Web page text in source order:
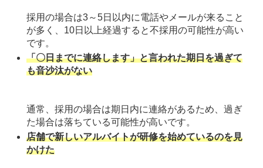
採用の場合は3～5日以内に電話やメールが来ること
が多く、10日以上経過すると不採用の可能性が高い
です。
「〇日までに連絡します」と言われた期日を過ぎて
も音沙汰がない
通常、採用の場合は期日内に連絡があるため、過ぎ
た場合は落ちている可能性が高いです。
店舗で新しいアルバイトが研修を始めているのを見
かけた